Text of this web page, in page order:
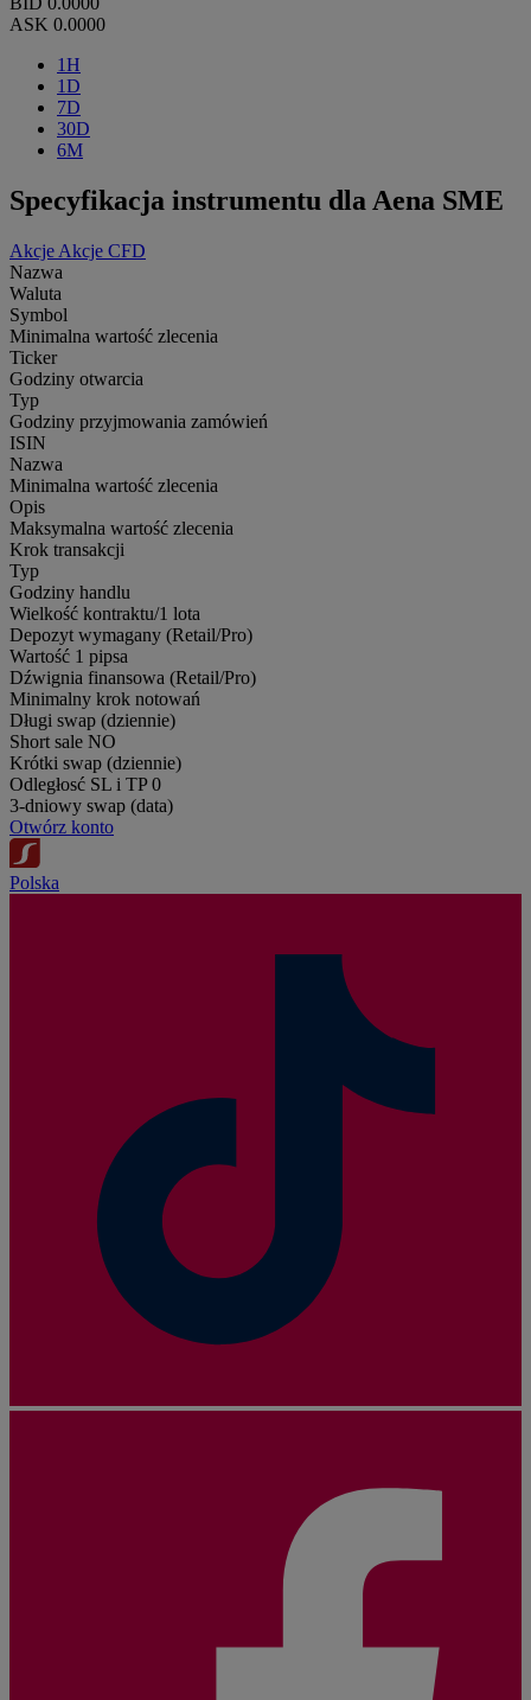
ASK 0.0000
1H
1D
7D
30D
6M
Specyfikacja instrumentu dla Aena SME
Akcje Akcje CFD
Nazwa
Waluta
Symbol
Minimalna wartość zlecenia
Ticker
Godziny otwarcia
Typ
Godziny przyjmowania zamówień
ISIN
Nazwa
Minimalna wartość zlecenia
Opis
Maksymalna wartość zlecenia
Krok transakcji
Typ
Godziny handlu
Wielkość kontraktu/1 lota
Depozyt wymagany (Retail/Pro)
Wartość 1 pipsa
Dźwignia finansowa (Retail/Pro)
Minimalny krok notowań
Długi swap (dziennie)
Short sale NO
Krótki swap (dziennie)
Odległosć SL i TP 0
3-dniowy swap (data)
Otwórz konto
Polska